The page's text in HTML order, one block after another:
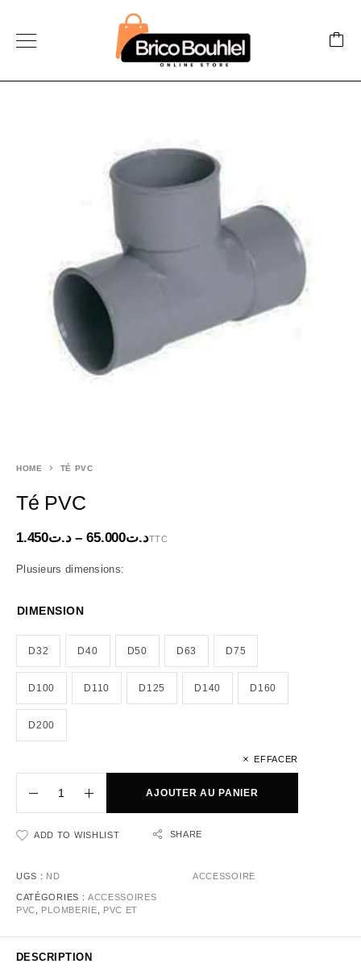
HOME TÉ PVC
Té PVC
د.ت1.450 – د.ت65.000 TTC
Plusieurs dimensions:
DIMENSION
D32 D40 D50 D63 D75
D100 D110 D125 D140 D160
D200
EFFACER
AJOUTER AU PANIER
ADD TO WISHLIST SHARE
UGS : ND
CATÉGORIES : ACCESSOIRES
PVC
PLOMBERIE PVC ET
ACCESSOIRE
DESCRIPTION